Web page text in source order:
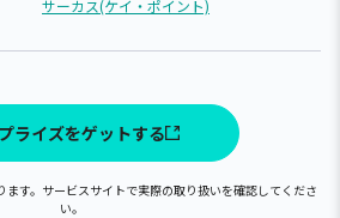
サーカス(ケイ・ポイント)
ライズをゲットする
す。サービスサイトで実際の取り扱いを確認してくださ
い。